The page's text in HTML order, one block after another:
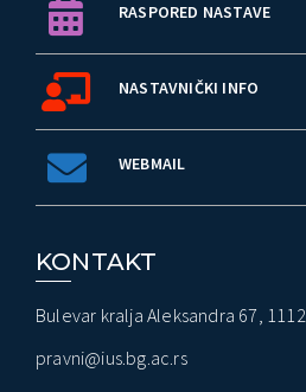
RASPORED NASTAVE
NASTAVNIČKI INFO
WEBMAIL
KONTAKT
Bulevar kralja Aleksandra 67,
pravni@ius.bg.ac.rs